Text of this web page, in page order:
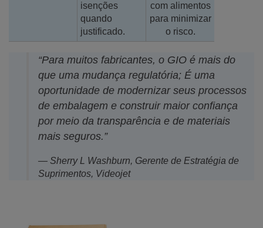
isenções
quando
justificado.
com alimentos
para minimizar
o risco.
“Para muitos fabricantes, o GIO é mais do
que uma mudança regulatória; É uma
oportunidade de modernizar seus processos
de embalagem e construir maior confiança
por meio da transparência e de materiais
mais seguros.”
— Sherry L Washburn, Gerente de Estratégia de
Suprimentos, Videojet